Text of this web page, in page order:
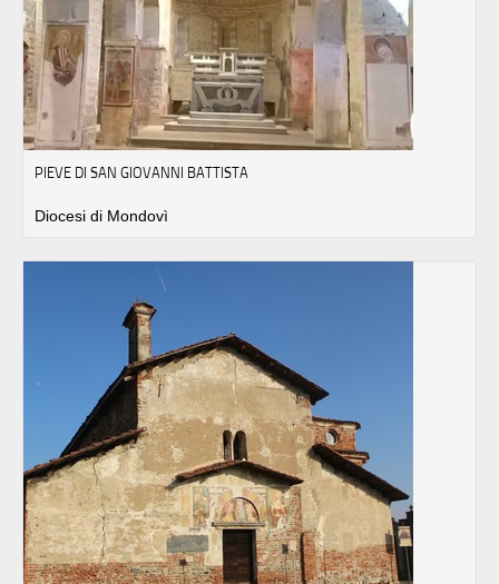
PIEVE DI SAN GIOVANNI BATTISTA
Diocesi di Mondovì